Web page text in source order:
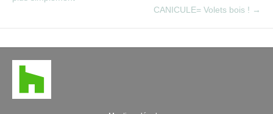
CANICULE= Volets bois ! →